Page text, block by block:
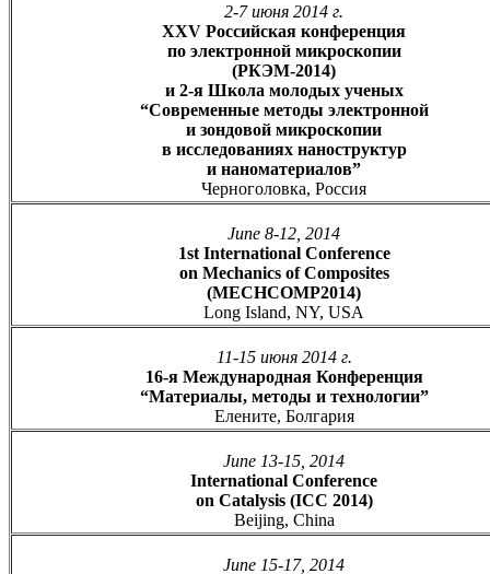
2-7 июня 2014 г.
XXV Российская конференция
по электронной микроскопии
(РКЭМ-2014)
и 2-я Школа молодых ученых
“Современные методы электронной
и зондовой микроскопии
в исследованиях наноструктур
и наноматериалов”
Черноголовка, Россия
June 8-12, 2014
1st International Conference
on Mechanics of Composites
(MECHCOMP2014)
Long Island, NY, USA
11-15 июня 2014 г.
16-я Международная Конференция
“Материалы, методы и технологии”
Елените, Болгария
June 13-15, 2014
International Conference
on Catalysis (ICC 2014)
Beijing, China
June 15-17, 2014